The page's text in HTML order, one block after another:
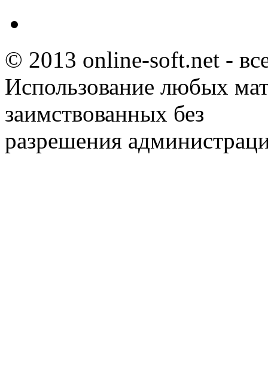
© 2013 online-soft.net -
Использование любых
заимствованных без
разрешения